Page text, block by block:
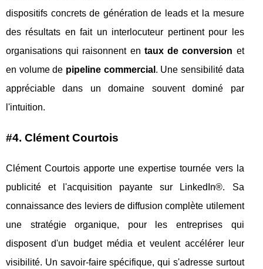
dispositifs concrets de génération de leads et la mesure
des résultats en fait un interlocuteur pertinent pour les
organisations qui raisonnent en taux de conversion et
en volume de pipeline commercial . Une sensibilité data
appréciable dans un domaine souvent dominé par
l'intuition.
#4. Clément Courtois
Clément Courtois apporte une expertise tournée vers la
publicité et l'acquisition payante sur LinkedIn®. Sa
connaissance des leviers de diffusion complète utilement
une stratégie organique, pour les entreprises qui
disposent d'un budget média et veulent accélérer leur
visibilité. Un savoir-faire spécifique, qui s'adresse surtout